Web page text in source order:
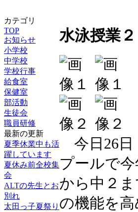
カテゴリ
TOP
お知らせ
小学校
中学校
学校行事
給食室
保健室
部活動
生徒会
職員研修
最新の更新
夏季休業中も活
躍しています
夏休み前全校集
会
ALTの先生とお
別れ
太田っ子夏祭り
水泳授業２
今日26日
プールで
から中２
の機能を高